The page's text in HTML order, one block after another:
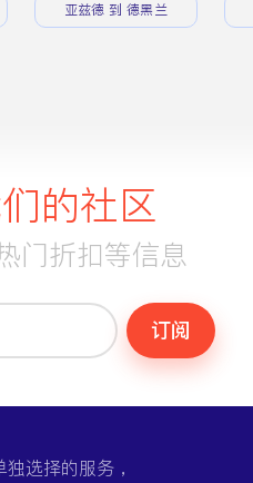
亚兹德 到 德黑兰
的社区
门折扣等信息
订阅
选择的服务，